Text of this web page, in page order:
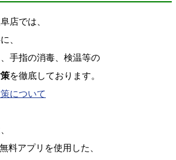
店では、
、
手指の消毒、検温等の
を徹底しております。
について
料アプリを使用した、